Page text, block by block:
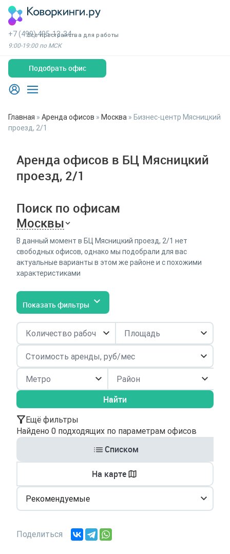
Все пространства для работы
+7 (499) 495-13-34
9:00-19:00 по МСК
Подобрать офис
Главная » Аренда офисов » Москва » Бизнес-центр Мясницкий
проезд, 2/1
Аренда офисов в БЦ Мясницкий
проезд, 2/1
Поиск по офисам
Москвы
В данный момент в БЦ Мясницкий проезд, 2/1 нет
свободных офисов, однако мы подобрали для вас
актуальные варианты в этом же районе и с похожими
характеристиками
Показать фильтры
Район
Найти
Ещё фильтры
Найдено 0 подходящих по параметрам офисов
Списком
На карте
Рекомендуемые
Поделиться